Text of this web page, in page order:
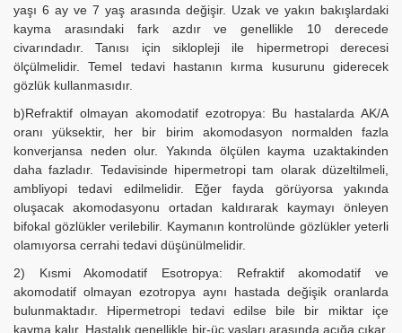
yaşı 6 ay ve 7 yaş arasında değişir. Uzak ve yakın bakışlardaki
kayma arasındaki fark azdır ve genellikle 10 derecede
civarındadır. Tanısı için siklopleji ile hipermetropi derecesi
ölçülmelidir. Temel tedavi hastanın kırma kusurunu giderecek
gözlük kullanmasıdır.
b)Refraktif olmayan akomodatif ezotropya: Bu hastalarda AK/A
oranı yüksektir, her bir birim akomodasyon normalden fazla
konverjansa neden olur. Yakında ölçülen kayma uzaktakinden
daha fazladır. Tedavisinde hipermetropi tam olarak düzeltilmeli,
ambliyopi tedavi edilmelidir. Eğer fayda görüyorsa yakında
oluşacak akomodasyonu ortadan kaldırarak kaymayı önleyen
bifokal gözlükler verilebilir. Kaymanın kontrolünde gözlükler yeterli
olamıyorsa cerrahi tedavi düşünülmelidir.
2) Kısmi Akomodatif Esotropya: Refraktif akomodatif ve
akomodatif olmayan ezotropya aynı hastada değişik oranlarda
bulunmaktadır. Hipermetropi tedavi edilse bile bir miktar içe
kayma kalır. Hastalık genellikle bir-üç yaşları arasında açığa çıkar.